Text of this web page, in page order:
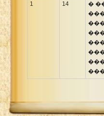
1 14
�